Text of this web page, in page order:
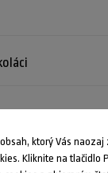
zaujímať
ktorý Vás
Kliknite na tlačidlo